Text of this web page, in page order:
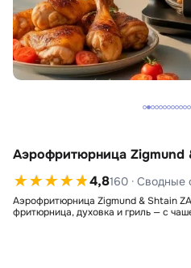
Аэрофритюрница Zigmund
4,8160 ·
Аэрофритюрница Zigmund & Shtain
фритюрница, духовка и гриль — с